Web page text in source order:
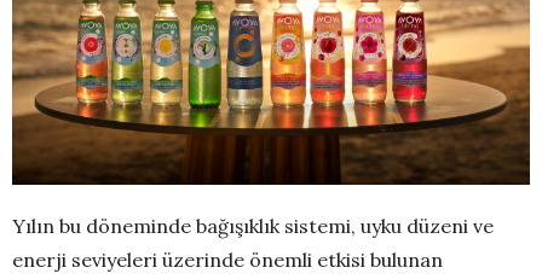
Yılın bu döneminde bağışıklık sistemi, uyku düzeni ve
enerji seviyeleri üzerinde önemli etkisi bulunan